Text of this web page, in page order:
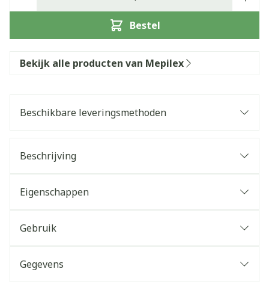
Bestel
Bekijk alle producten van Mepilex
Beschikbare leveringsmethoden
Beschrijving
Eigenschappen
Gebruik
Gegevens